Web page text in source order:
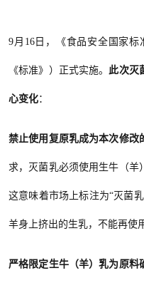
9月16日，《食品安全国家标
《标准》）正式实施。 此次灭
心变化：
禁止使用复原乳成为本次修改
求，灭菌乳必须使用生牛（羊
这意味着市场上标注为“灭菌
羊身上挤出的生乳，不能再使
严格限定生牛（羊）乳为原料